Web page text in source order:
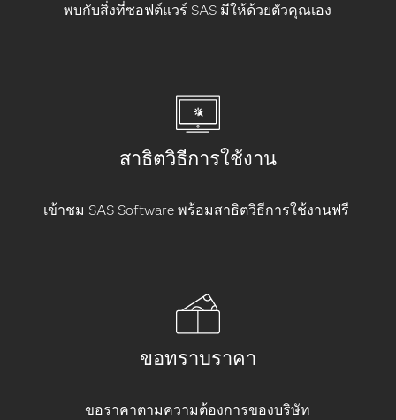
พบกับสิ่งที่ซอฟต์แวร์ SAS มีให้ด้วยตัวคุณเอง
สาธิตวิธีการใช้งาน
เข้าชม SAS Software พร้อมสาธิตวิธีการใช้งานฟรี
ขอทราบราคา
ขอราคาตามความต้องการของบริษัท